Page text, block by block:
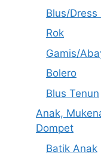
Blus/Dress
Rok
Gamis/
Bolero
Blus Tenun
Anak,
Dompet
Batik Anak